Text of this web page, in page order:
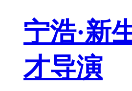
宁浩·新
才导演